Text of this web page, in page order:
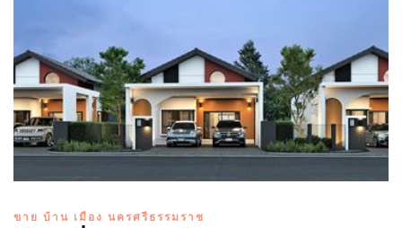
ขาย บ้าน เมือง นครศรีธรรมราช